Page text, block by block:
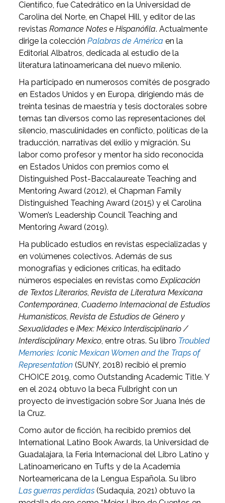
Científico, fue Catedrático en la Universidad de
Carolina del Norte, en Chapel Hill, y editor de las
revistasRomance Notes eHispanófila. Actualmente
dirige la colecciónPalabras de América en la
Editorial Albatros, dedicada al estudio de la
literatura latinoamericana del nuevo milenio.
Ha participado en numerosos comités de posgrado
en Estados Unidos y en Europa, dirigiendo más de
treinta tesinas de maestría y tesis doctorales sobre
temas tan diversos como las representaciones del
silencio, masculinidades en conflicto, políticas de la
traducción, narrativas del exilio y migración. Su
labor como profesor y mentor ha sido reconocida
en Estados Unidos con premios como el
Distinguished Post-Baccalaureate Teaching and
Mentoring Award (2012), el Chapman Family
Distinguished Teaching Award (2015) y el Carolina
Women’s Leadership Council Teaching and
Mentoring Award (2019).
Ha publicado estudios en revistas especializadas y
en volúmenes colectivos. Además de sus
monografías y ediciones críticas, ha editado
números especiales en revistas comoExplicación
de Textos Literarios,Revista de Literatura Mexicana
Contemporánea,Cuaderno Internacional de Estudios
Humanísticos,Revista de Estudios de Género y
Sexualidades eiMex: México Interdisciplinario /
Interdisciplinary Mexico, entre otras. Su libro Troubled
Memories: Iconic Mexican Women and the Traps of
Representation (SUNY, 2018) recibió el premio
CHOICE 2019, como Outstanding Academic Title. Y
en el 2024 obtuvo la beca Fulbright con un
proyecto de investigación sobre Sor Juana Inés de
la Cruz.
Como autor de ficción, ha recibido premios del
International Latino Book Awards, la Universidad de
Guadalajara, la Feria Internacional del Libro Latino y
Latinoamericano en Tufts y de la Academia
Norteamericana de la Lengua Española. Su libro
Las guerras perdidas (Sudaquia, 2021) obtuvo la